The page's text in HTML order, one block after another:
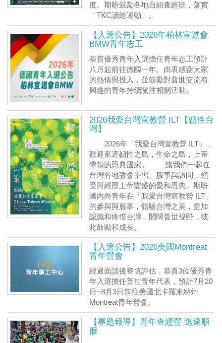
度。期盼鼓勵各地自組查經班，落實
「TKC讀經運動」。
【入選公告】2026年柏林宣道會
BMW青年志工
恭喜優秀青年入選擔任青年志工預計
八月起前往德國一年。由衷感謝大家
的熱情與投入，並鼓勵對普世交流有
興趣的青年持續關注相關活動。
2026我愛台灣宣教營 ILT【韌性台
灣】
2026年「我愛台灣宣教營 ILT」，
歡迎來這韌性之島，生命之島，上帝
帶領的恩典國家。 讓我們一起在
台灣各地教會學習、服事與訪問，領
受與經歷上帝豐盛的愛和恩典。期盼
國內外青年在「我愛台灣宣教營 ILT」
的參與與服事，體驗台灣之美，更加
認識和疼惜台灣，開闊普世視野，彼
此鼓勵和成長。
【入選公告】2026美國Montreat
青年營會
經過面談後審慎評估，恭喜3位優秀青
年入選擔任普世青年代表，預計7月20
日~8月3日前往美國北卡羅來納州
Montreat青年營會。
【專題報導】青年查經營 逃避順
服